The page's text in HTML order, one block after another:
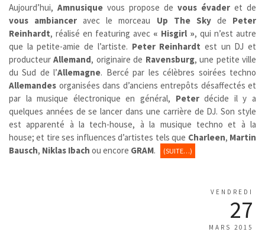
Aujourd’hui, Amnusique vous propose de vous évader et de
vous ambiancer avec le morceau Up The Skyde Peter
Reinhardt, réalisé en featuring avec « Hisgirl », qui n’est autre
que la petite-amie de l’artiste. Peter Reinhardt est un DJ et
producteurAllemand, originaire de Ravensburg, une petite ville
du Sud de l’Allemagne. Bercé par les célèbres soirées techno
Allemandes organisées dans d’anciens entrepôts désaffectés et
par la musique électronique en général, Peterdécide il y a
quelques années de se lancer dans une carrière de DJ. Son style
est apparenté à la tech-house, à la musique techno et à la
house; et tire ses influences d’artistes tels que Charleen, Martin
Bausch, Niklas Ibach ou encore GRAM. (SUITE…)
VENDREDI
27
MARS 2015